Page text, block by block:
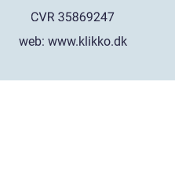
web:www.klikko.dk